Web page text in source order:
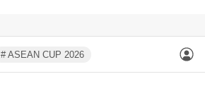
# ASEAN CUP 2026